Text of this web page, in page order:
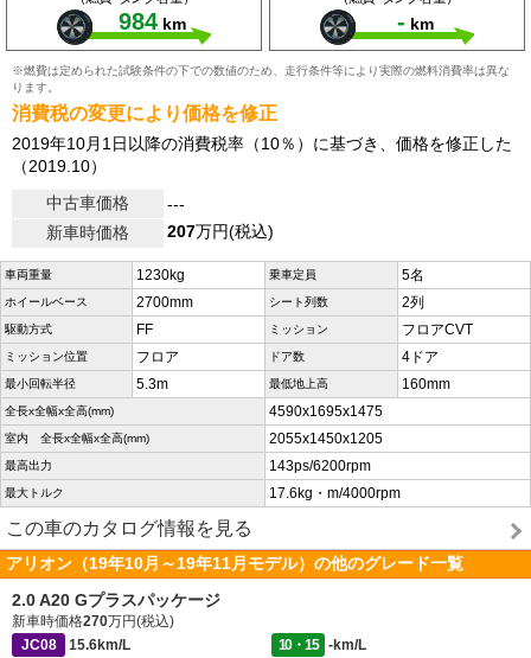
984 km - km
※燃費は定められた試験条件の下での数値のため、走行条件等により実際の燃料消費率は異な
ります。
消費税の変更により価格を修正
2019年10月1日以降の消費税率（10％）に基づき、価格を修正した
（2019.10）
中古車価格
---
新車時価格
207万円(税込)
車両重量 1230kg 乗車定員 5名
ホイールベース 2700mm シート列数 2列
駆動方式 FF ミッション フロアCVT
ミッション位置 フロア ドア数 4ドア
最小回転半径 5.3m 最低地上高 160mm
全長x全幅x全高(mm) 4590x1695x1475
室内 全長x全幅x全高(mm) 2055x1450x1205
最高出力 143ps/6200rpm
最大トルク 17.6kg・m/4000rpm
この車のカタログ情報を見る
アリオン（19年10月～19年11月モデル）の他のグレード一覧
2.0 A20 Gプラスパッケージ
新車時価格270万円(税込)
JC08
15.6km/L 10・15
-km/L